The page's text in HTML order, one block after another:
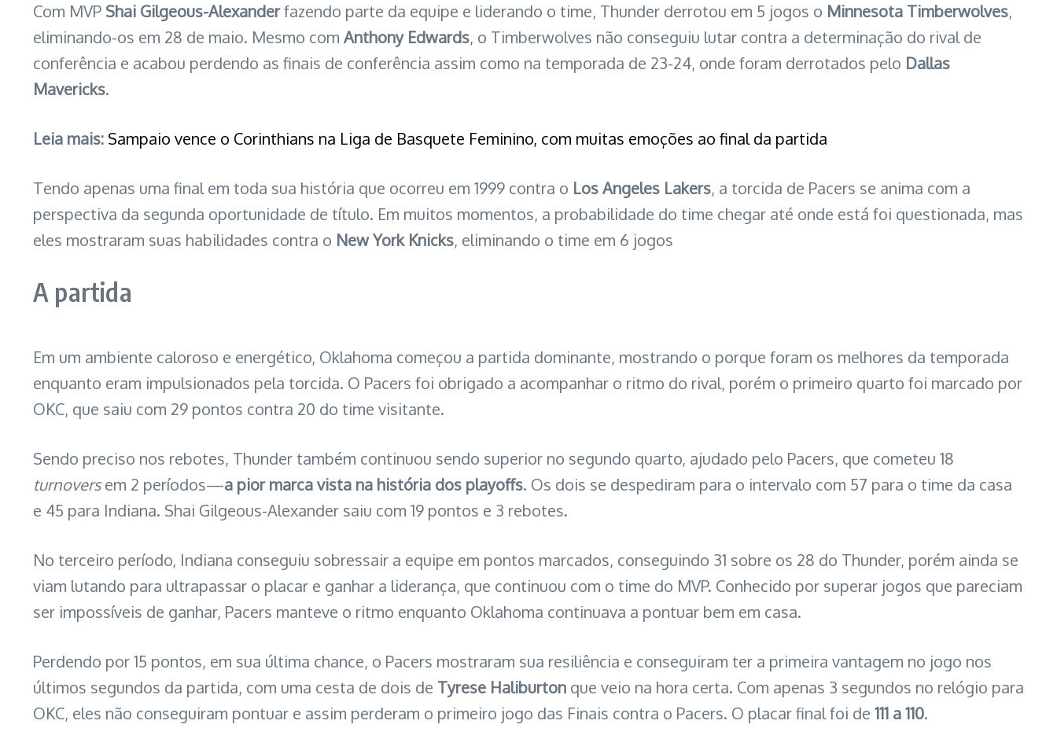
Com MVP Shai Gilgeous-Alexanderfazendo parte da equipe e liderando o time, Thunder derrotou em 5 jogos o Minnesota Timberwolves,
eliminando-os em 28 de maio. Mesmo com Anthony Edwards, o Timberwolves não conseguiu lutar contra a determinação do rival de
conferência e acabou perdendo as finais de conferência assim como na temporada de 23-24, onde foram derrotados pelo Dallas
Mavericks.
Leia mais: Sampaio vence o Corinthians na Liga de Basquete Feminino, com muitas emoções ao final da partida
Tendo apenas uma final em toda sua história que ocorreu em 1999 contra o Los Angeles Lakers, a torcida de Pacers se anima com a
perspectiva da segunda oportunidade de título. Em muitos momentos, a probabilidade do time chegar até onde está foi questionada, mas
eles mostraram suas habilidades contra o New York Knicks, eliminando o time em 6 jogos
A partida
Em um ambiente caloroso e energético, Oklahoma começou a partida dominante, mostrando o porque foram os melhores da temporada
enquanto eram impulsionados pela torcida. O Pacers foi obrigado a acompanhar o ritmo do rival, porém o primeiro quarto foi marcado por
OKC, que saiu com 29 pontos contra 20 do time visitante.
Sendo preciso nos rebotes, Thunder também continuou sendo superior no segundo quarto, ajudado pelo Pacers, que cometeu 18
turnoversem 2 períodos—a pior marca vista na história dos playoffs. Os dois se despediram para o intervalo com 57 para o time da casa
e 45 para Indiana. Shai Gilgeous-Alexander saiu com 19 pontos e 3 rebotes.
No terceiro período, Indiana conseguiu sobressair a equipe em pontos marcados, conseguindo 31 sobre os 28 do Thunder, porém ainda se
viam lutando para ultrapassar o placar e ganhar a liderança, que continuou com o time do MVP. Conhecido por superar jogos que pareciam
ser impossíveis de ganhar, Pacers manteve o ritmo enquanto Oklahoma continuava a pontuar bem em casa.
Perdendo por 15 pontos, em sua última chance, o Pacers mostraram sua resiliência e conseguiram ter a primeira vantagem no jogo nos
últimos segundos da partida, com uma cesta de dois de Tyrese Haliburton que veio na hora certa. Com apenas 3 segundos no relógio para
OKC, eles não conseguiram pontuar e assim perderam o primeiro jogo das Finais contra o Pacers. O placar final foi de 111 a 110.